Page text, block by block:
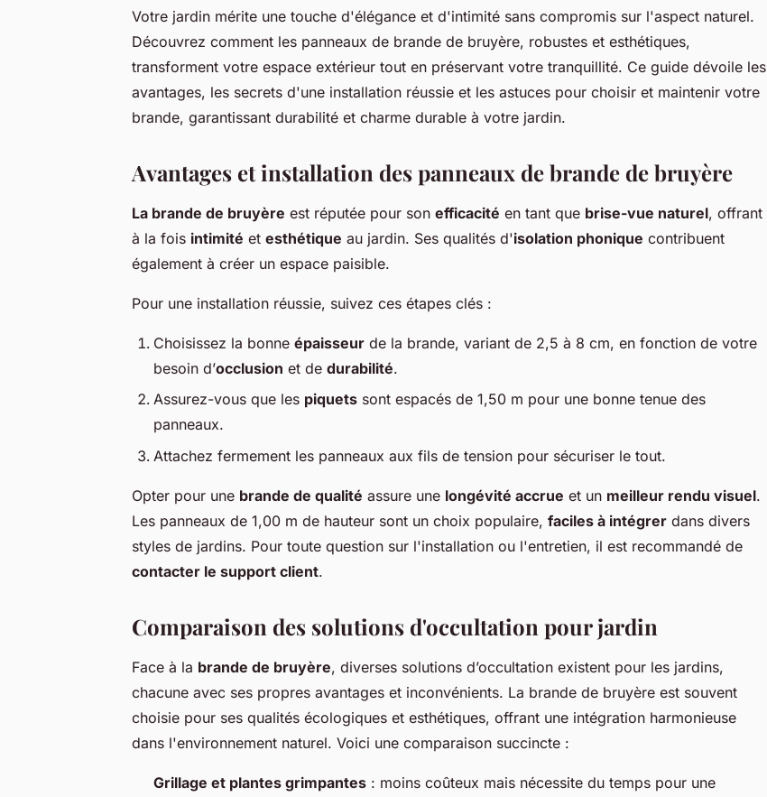
Votre jardin mérite une touche d'élégance et d'intimité sans compromis sur l'aspect naturel.
Découvrez comment les panneaux de brande de bruyère, robustes et esthétiques,
transforment votre espace extérieur tout en préservant votre tranquillité. Ce guide dévoile les
avantages, les secrets d'une installation réussie et les astuces pour choisir et maintenir votre
brande, garantissant durabilité et charme durable à votre jardin.
Avantages et installation des panneaux de brande de bruyère
La brande de bruyère est réputée pour son efficacité en tant que brise-vue naturel, offrant
à la fois intimité et esthétique au jardin. Ses qualités d'isolation phonique contribuent
également à créer un espace paisible.
Pour une installation réussie, suivez ces étapes clés :
Choisissez la bonne épaisseur de la brande, variant de 2,5 à 8 cm, en fonction de votre
besoin d’occlusion et de durabilité.
Assurez-vous que les piquets sont espacés de 1,50 m pour une bonne tenue des
panneaux.
Attachez fermement les panneaux aux fils de tension pour sécuriser le tout.
Opter pour une brande de qualité assure une longévité accrue et un meilleur rendu visuel.
Les panneaux de 1,00 m de hauteur sont un choix populaire, faciles à intégrer dans divers
styles de jardins. Pour toute question sur l'installation ou l'entretien, il est recommandé de
contacter le support client.
Comparaison des solutions d'occultation pour jardin
Face à la brande de bruyère, diverses solutions d’occultation existent pour les jardins,
chacune avec ses propres avantages et inconvénients. La brande de bruyère est souvent
choisie pour ses qualités écologiques et esthétiques, offrant une intégration harmonieuse
dans l'environnement naturel. Voici une comparaison succincte :
Grillage et plantes grimpantes : moins coûteux mais nécessite du temps pour une